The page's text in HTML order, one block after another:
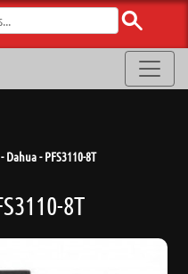
Dahua - PFS3110-8T
8T